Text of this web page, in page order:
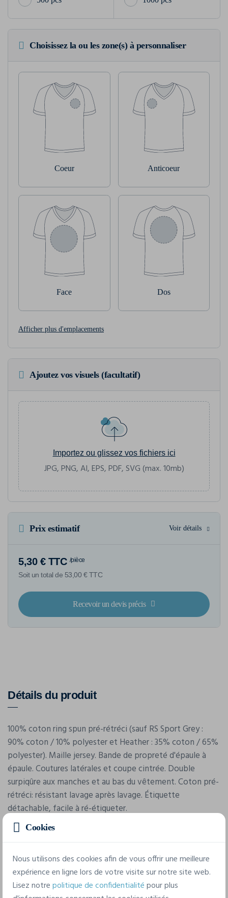
Choisissez la ou les zone(s) à personnaliser
Coeur Anticoeur
Face Dos
Afficher plus d'emplacements
Ajoutez vos visuels (facultatif)
Importez ou glissez vos fichiers ici
JPG, PNG, AI, EPS, PDF, SVG (max. 10mb)
Prix estimatif Voir détails
5,30 € TTC /pièce
Soit un total de 53,00 € TTC
Recevoir un devis précis
Détails du produit
100% coton ring spun pré-rétréci (sauf RS Sport Grey :
90% coton / 10% polyester et Heather : 35% coton / 65%
polyester). Maille jersey. Bande de propreté d'épaule à
épaule. Coutures latérales et coupe cintrée. Double
surpiqûre aux manches et au bas du vêtement. Coton pré-
rétréci: résistant lavage après lavage. Étiquette
détachable, facile à ré-étiqueter.
Cookies
Nous utilisons des cookies afin de vous offrir une meilleure
expérience en ligne lors de votre visite sur notre site web.
Lisez notrepolitique de confidentialitépour plus